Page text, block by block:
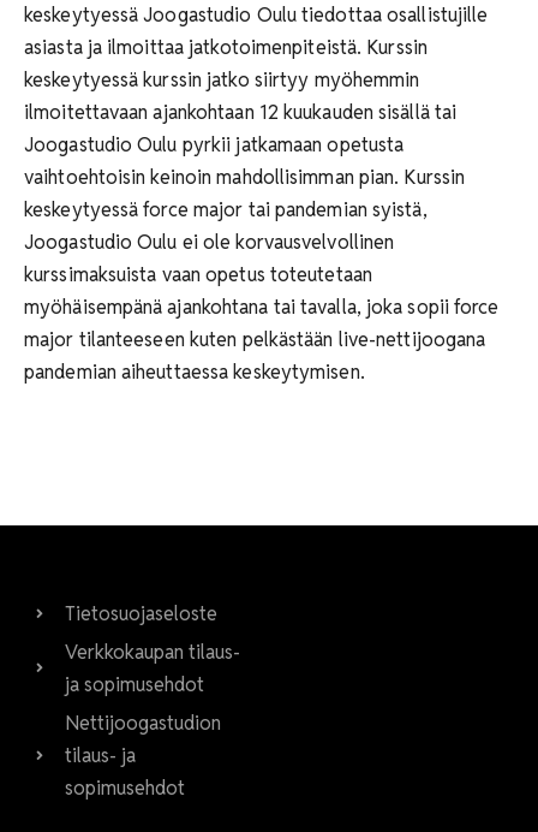
keskeytyessä Joogastudio Oulu tiedottaa osallistujille
asiasta ja ilmoittaa jatkotoimenpiteistä. Kurssin
keskeytyessä kurssin jatko siirtyy myöhemmin
ilmoitettavaan ajankohtaan 12 kuukauden sisällä tai
Joogastudio Oulu pyrkii jatkamaan opetusta
vaihtoehtoisin keinoin mahdollisimman pian. Kurssin
keskeytyessä force major tai pandemian syistä,
Joogastudio Oulu ei ole korvausvelvollinen
kurssimaksuista vaan opetus toteutetaan
myöhäisempänä ajankohtana tai tavalla, joka sopii force
major tilanteeseen kuten pelkästään live-nettijoogana
pandemian aiheuttaessa keskeytymisen.
Tietosuojaseloste
Verkkokaupan tilaus-
ja sopimusehdot
Nettijoogastudion
tilaus- ja
sopimusehdot